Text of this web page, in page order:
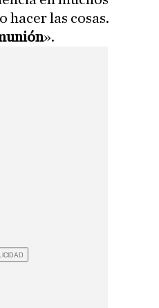
hacer las cosas.
».